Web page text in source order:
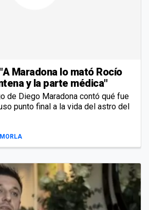
Maradona lo mató Rocío
y la parte médica"
de Diego Maradona contó qué fue
punto final a la vida del astro del